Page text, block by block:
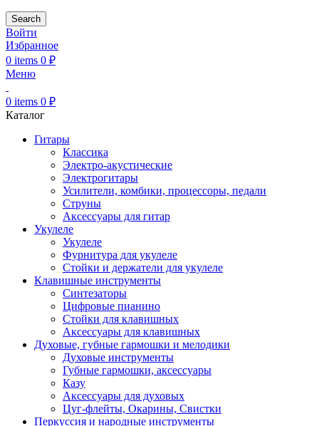
Search
Войти
Избранное
0 items 0 ₽
Меню
0 items 0 ₽
Каталог
Гитары
Классика
Электро-акустические
Электрогитары
Усилители, комбики, процессоры, педали
Струны
Аксессуары для гитар
Укулеле
Укулеле
Фурнитура для укулеле
Стойки и держатели для укулеле
Клавишные инструменты
Синтезаторы
Цифровые пианино
Стойки для клавишных
Аксессуары для клавишных
Духовые, губные гармошки и мелодики
Духовые инструменты
Губные гармошки, аксессуары
Казу
Аксессуары для духовых
Цуг-флейты, Окарины, Свистки
Перкуссия и народные инструменты